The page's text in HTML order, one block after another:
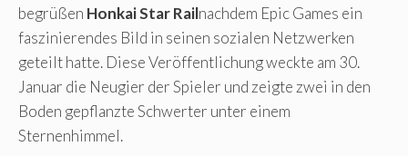
begrüßen Honkai Star Railnachdem Epic Games ein
faszinierendes Bild in seinen sozialen Netzwerken
geteilt hatte. Diese Veröffentlichung weckte am 30.
Januar die Neugier der Spieler und zeigte zwei in den
Boden gepflanzte Schwerter unter einem
Sternenhimmel.